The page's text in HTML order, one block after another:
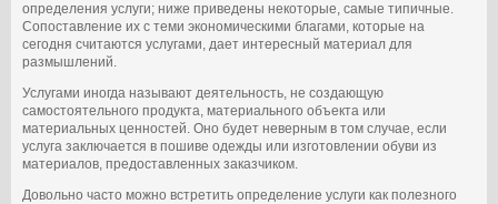
определения услуги; ниже приведены некоторые, самые типичные.
Сопоставление их с теми экономическими благами, которые на
сегодня считаются услугами, дает интересный материал для
размышлений.
Услугами иногда называют деятельность, не создающую
самостоятельного продукта, материального объекта или
материальных ценностей. Оно будет неверным в том случае, если
услуга заключается в пошиве одежды или изготовлении обуви из
материалов, предоставленных заказчиком.
Довольно часто можно встретить определение услуги как полезного